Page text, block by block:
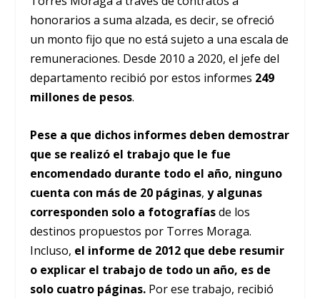
honorarios a suma alzada, es decir, se ofreció
un monto fijo que no está sujeto a una escala de
remuneraciones. Desde 2010 a 2020, el jefe del
departamento recibió por estos informes 249
millones de pesos.
Pese a que dichos informes deben demostrar
que se realizó el trabajo que le fue
encomendado durante todo el año, ninguno
cuenta con más de 20 páginas, y algunas
corresponden solo a fotografíasde los
destinos propuestos por Torres Moraga.
Incluso, el informe de 2012 que debe resumir
o explicar el trabajo de todo un año, es de
solo cuatro páginas. Por ese trabajo, recibió